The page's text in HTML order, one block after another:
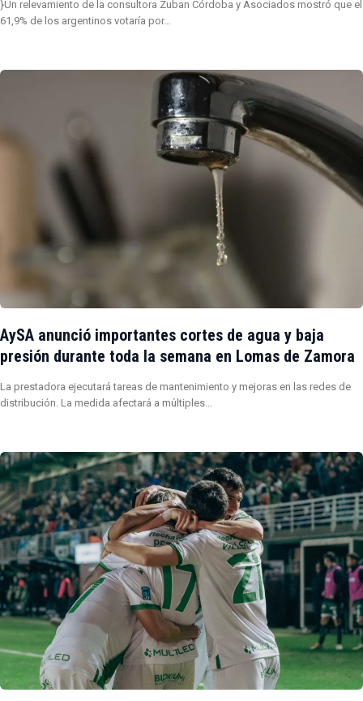
}Un relevamiento de la consultora Zuban Córdoba y Asociados mostró que el
61,9% de los argentinos votaría por…
AySA anunció importantes cortes de agua y baja
presión durante toda la semana en Lomas de Zamora
La prestadora ejecutará tareas de mantenimiento y mejoras en las redes de
distribución. La medida afectará a múltiples…